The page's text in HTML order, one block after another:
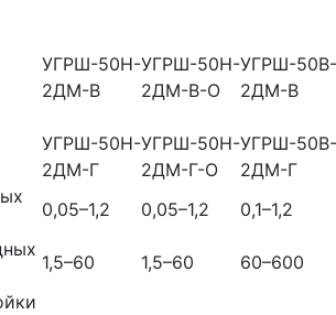
УГРШ-50Н-
2ДМ-В
УГРШ-50Н-
2ДМ-Г
УГРШ-50Н-
2ДМ-В-О
УГРШ-50Н-
2ДМ-Г-О
УГРШ-50В-
2ДМ-В
УГРШ-50В-
2ДМ-Г
0,05–1,2 0,05–1,2
0,1–1,2
1,5–60 1,5–60
60–600